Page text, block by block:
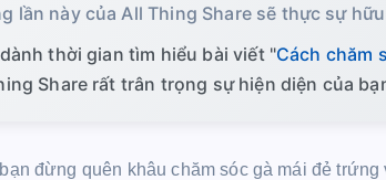
lần này của All Thing Share sẽ thực sự
thời gian tìm hiểu bài viết "Cách chăm
Share rất trân trọng sự hiện diện của
đừng quên khâu chăm sóc gà mái đẻ